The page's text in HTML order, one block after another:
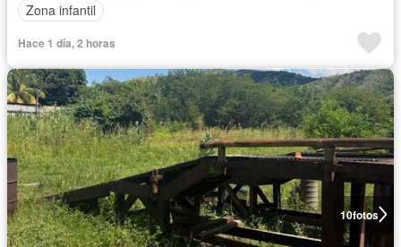
Zona infantil
Hace 1 día, 2 horas
10fotos